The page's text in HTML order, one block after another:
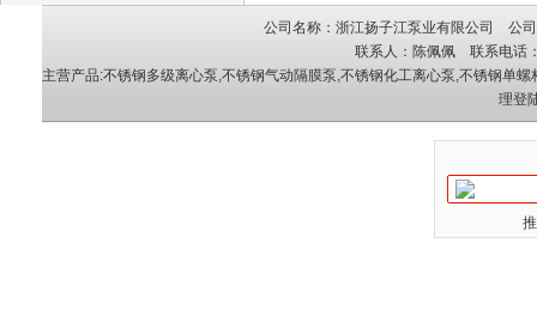
公司名称：浙江扬子江泵业有限公司 公
联系人：陈佩佩 联系电话
主营产品:不锈钢多级离心泵,不锈钢气动隔膜泵,不锈钢化工离心泵,不锈钢单螺
理登